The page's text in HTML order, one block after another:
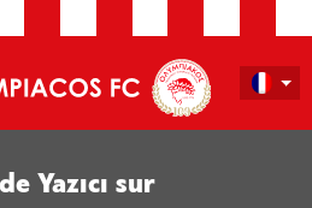
Yazıcı sur